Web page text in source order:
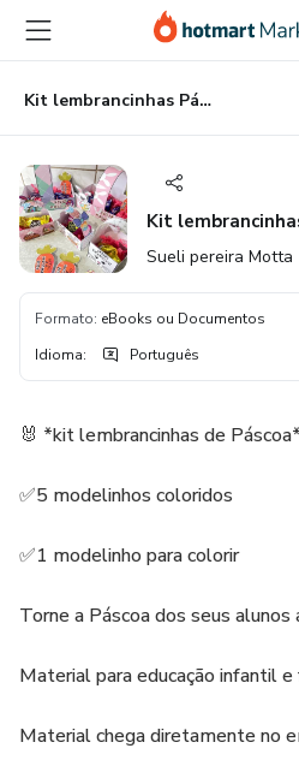
para
conteúdo
principal
para
pagamento
para
rodapé
Kit lembrancinhas Páscoa 🐇
Kit
Sueli pereira Motta
Formato: eBooks ou Documentos
Idioma: Português
🐰 *kit lembrancinhas de
✅5 modelinhos coloridos
✅1 modelinho para colorir
Torne a Páscoa dos seus alunos
Material para educação infantil
Material chega diretamente no